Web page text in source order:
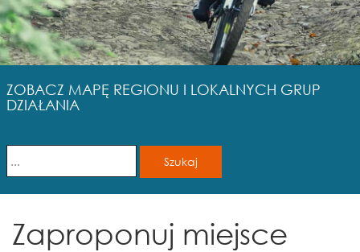
ZOBACZ MAPĘ REGIONU I LOKALNYCH GRUP
DZIAŁANIA
Zaproponuj miejsce